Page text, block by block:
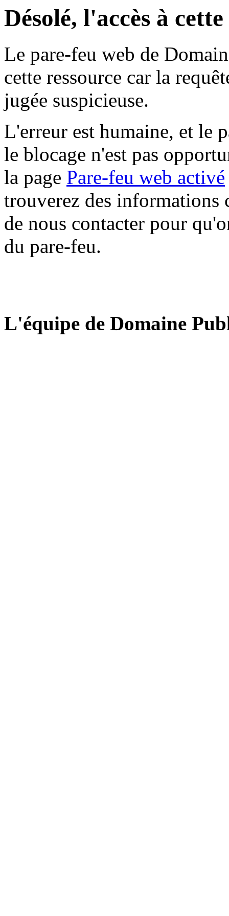
Désolé, l'accès à
Le pare-feu web de
cette ressource car la
jugée suspicieuse.
L'erreur est humaine, et le
le blocage n'est pas
la page Pare-feu web activé
trouverez des informations
de nous contacter pour
du pare-feu.
L'équipe de Domaine